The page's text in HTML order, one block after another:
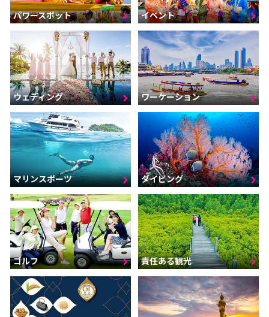
パワースポット イベント
ウェディング ワーケーション
マリンスポーツ ダイビング
ゴルフ 責任ある観光